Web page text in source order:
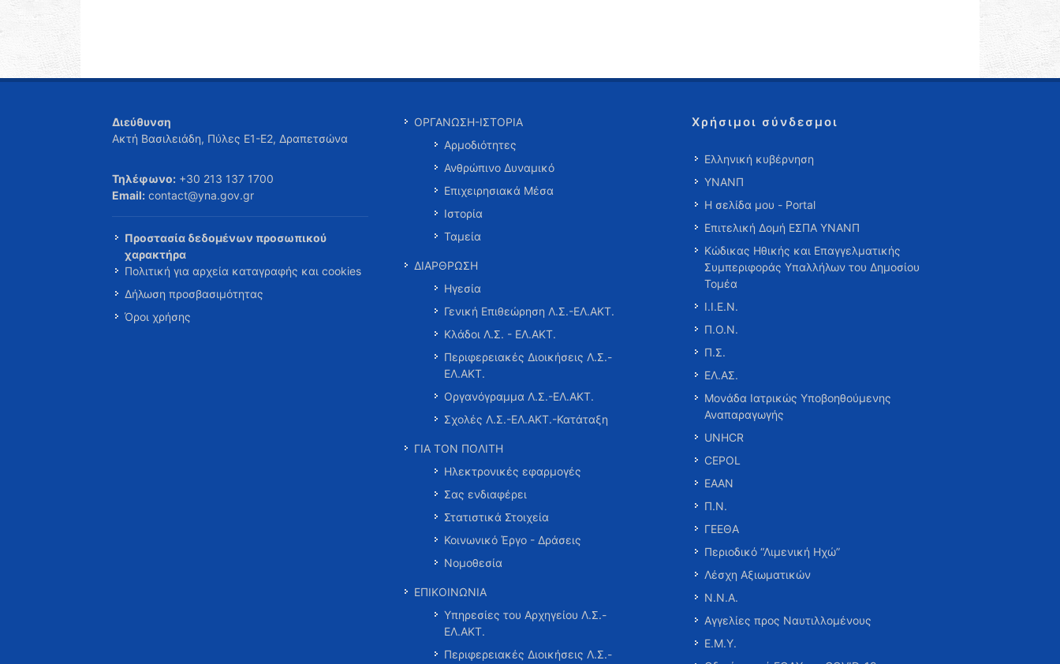
Διεύθυνση
Ακτή Βασιλειάδη, Πύλες Ε1-Ε2, Δραπετσώνα
Τηλέφωνο: +30 213 137 1700
Email: contact@yna.gov.gr
Προστασία δεδομένων προσωπικού
χαρακτήρα
Πολιτική για αρχεία καταγραφής και cookies
Δήλωση προσβασιμότητας
Όροι χρήσης
ΟΡΓΑΝΩΣΗ-ΙΣΤΟΡΙΑ
Αρμοδιότητες
Ανθρώπινο Δυναμικό
Επιχειρησιακά Μέσα
Ιστορία
Ταμεία
ΔΙΑΡΘΡΩΣΗ
Ηγεσία
Γενική Επιθεώρηση Λ.Σ.-ΕΛ.ΑΚΤ.
Κλάδοι Λ.Σ. - ΕΛ.ΑΚΤ.
Περιφερειακές Διοικήσεις Λ.Σ.-
ΕΛ.ΑΚΤ.
Οργανόγραμμα Λ.Σ.-ΕΛ.ΑΚΤ.
Σχολές Λ.Σ.-ΕΛ.ΑΚΤ.-Κατάταξη
ΓΙΑ ΤΟΝ ΠΟΛΙΤΗ
Ηλεκτρονικές εφαρμογές
Σας ενδιαφέρει
Στατιστικά Στοιχεία
Κοινωνικό Έργο - Δράσεις
Νομοθεσία
ΕΠΙΚΟΙΝΩΝΙΑ
Υπηρεσίες του Αρχηγείου Λ.Σ.-
ΕΛ.ΑΚΤ.
Περιφερειακές Διοικήσεις Λ.Σ.-
Χρήσιμοι σύνδεσμοι
Ελληνική κυβέρνηση
ΥΝΑΝΠ
Η σελίδα μου - Portal
Επιτελική Δομή ΕΣΠΑ ΥΝΑΝΠ
Κώδικας Ηθικής και Επαγγελματικής
Συμπεριφοράς Υπαλλήλων του Δημοσίου
Τομέα
Ι.Ι.Ε.Ν.
Π.Ο.Ν.
Π.Σ.
ΕΛ.ΑΣ.
Μονάδα Ιατρικώς Υποβοηθούμενης
Αναπαραγωγής
UNHCR
CEPOL
ΕΑΑΝ
Π.Ν.
ΓΕΕΘΑ
Περιοδικό “Λιμενική Ηχώ”
Λέσχη Αξιωματικών
Ν.Ν.Α.
Αγγελίες προς Ναυτιλλομένους
Ε.Μ.Υ.